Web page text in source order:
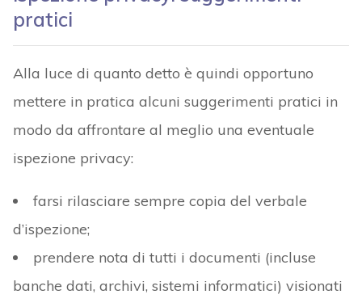
pratici
Alla luce di quanto detto è quindi opportuno
mettere in pratica alcuni suggerimenti pratici in
modo da affrontare al meglio una eventuale
ispezione privacy:
farsi rilasciare sempre copia del verbale
d’ispezione;
prendere nota di tutti i documenti (incluse
banche dati, archivi, sistemi informatici) visionati